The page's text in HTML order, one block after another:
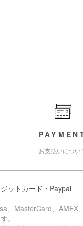
お支払いについ
ットカード・Paypal
、MasterCard、AMEX
。